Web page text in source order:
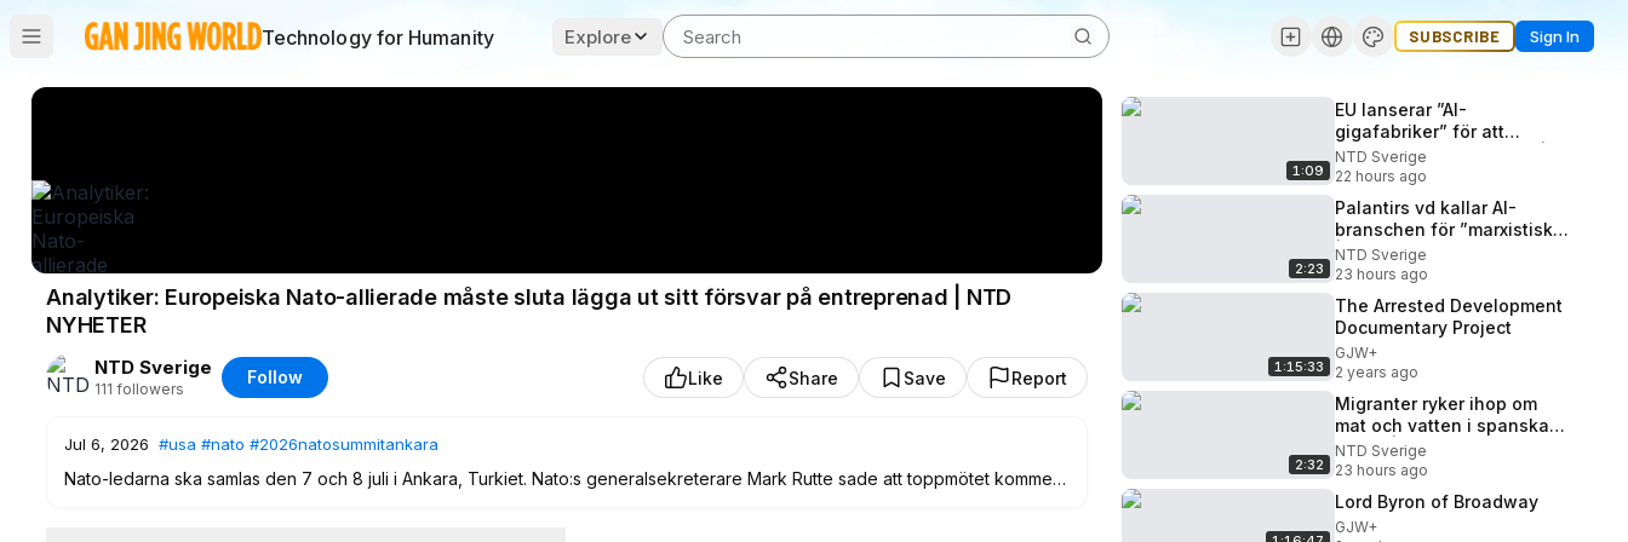
Technology for Humanity Explore SUBSCRIBE Sign In
Analytiker: Europeiska Nato-allierade måste sluta lägga ut sitt försvar på entreprenad | NTD
NYHETER
NTD Sverige
111 followers
Follow Like Share Save Report
Jul 6, 2026 #usa #nato #2026natosummitankara
Nato-ledarna ska samlas den 7 och 8 juli i Ankara, Turkiet. Nato:s generalsekreterare Mark Rutte sade att toppmötet kommer
1:09
EU lanserar ”AI-
gigafabriker” för att
utmana konkurrenterna |
NTD NYHETER
NTD Sverige
22 hours ago
2:23
Palantirs vd kallar AI-
branschen för ”marxistisk”
| NTD NYHETER
NTD Sverige
23 hours ago
1:15:33
The Arrested Development
Documentary Project
GJW+
2 years ago
2:32
Migranter ryker ihop om
mat och vatten i spanska
Ceuta | NTD NYHETER
NTD Sverige
23 hours ago
Lord Byron of Broadway
GJW+